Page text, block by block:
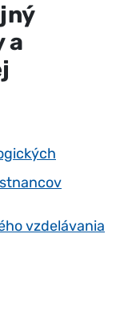
a
vzdelávania